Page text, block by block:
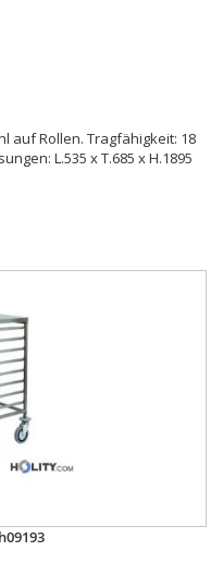
auf Rollen. Tragfähigkeit: 18
L.535 x T.685 x H.1895